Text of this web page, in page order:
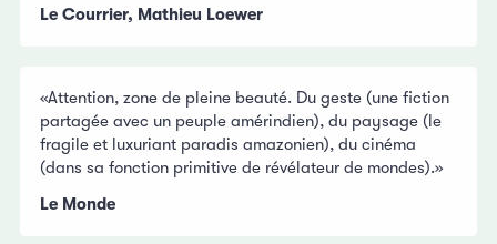
Le Courrier, Mathieu Loewer
«Attention, zone de pleine beauté. Du geste (une fiction
partagée avec un peuple amérindien), du paysage (le
fragile et luxuriant paradis amazonien), du cinéma
(dans sa fonction primitive de révélateur de mondes).»
Le Monde